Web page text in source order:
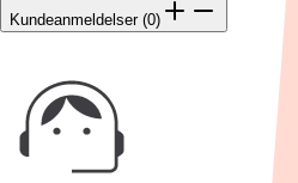
Kundeanmeldelser (0)